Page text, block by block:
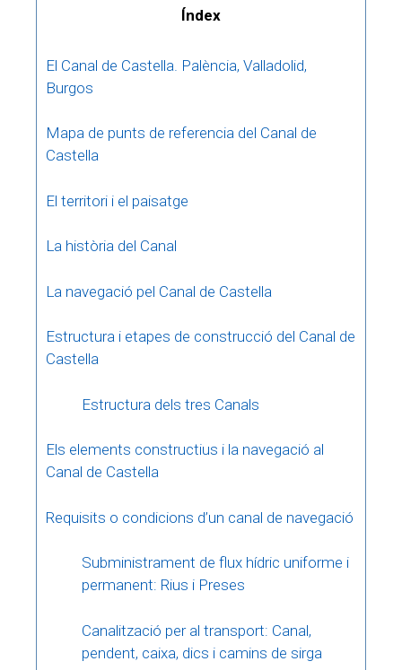
Índex
El Canal de Castella. Palència, Valladolid,
Burgos
Mapa de punts de referencia del Canal de
Castella
El territori i el paisatge
La història del Canal
La navegació pel Canal de Castella
Estructura i etapes de construcció del Canal de
Castella
Estructura dels tres Canals
Els elements constructius i la navegació al
Canal de Castella
Requisits o condicions d’un canal de navegació
Subministrament de flux hídric uniforme i
permanent: Rius i Preses
Canalització per al transport: Canal,
pendent, caixa, dics i camins de sirga